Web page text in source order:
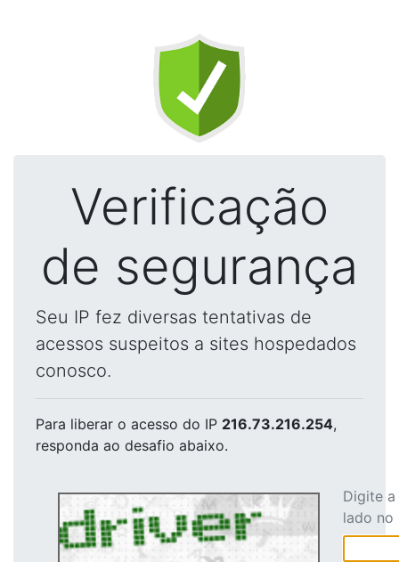
Verificação
de segurança
Seu IP fez diversas tentativas de
acessos suspeitos a sites hospedados
conosco.
Para liberar o acesso do IP 216.73.216.254,
responda ao desafio abaixo.
Digite
lado no